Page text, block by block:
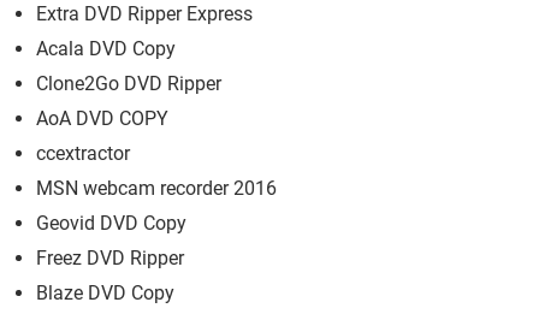
Extra DVD Ripper Express
Acala DVD Copy
Clone2Go DVD Ripper
AoA DVD COPY
ccextractor
MSN webcam recorder 2016
Geovid DVD Copy
Freez DVD Ripper
Blaze DVD Copy